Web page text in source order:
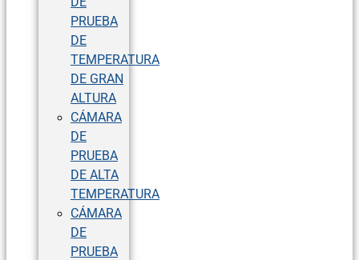
PRUEBA
DE
TEMPERATURA
DE GRAN
ALTURA
CÁMARA
DE
PRUEBA
DE ALTA
TEMPERATURA
CÁMARA
DE
PRUEBA